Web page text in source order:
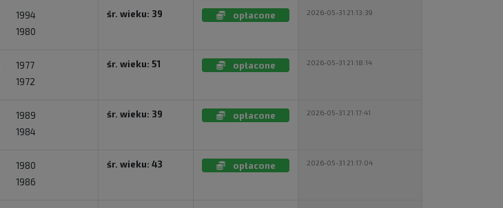
1994
1980
śr. wieku: 39 opłacone 2026-05-31 21:13:39
1977
1972
śr. wieku: 51 opłacone 2026-05-31 21:18:14
1989
1984
śr. wieku: 39 opłacone 2026-05-31 21:17:41
1980
1986
śr. wieku: 43 opłacone 2026-05-31 21:17:04